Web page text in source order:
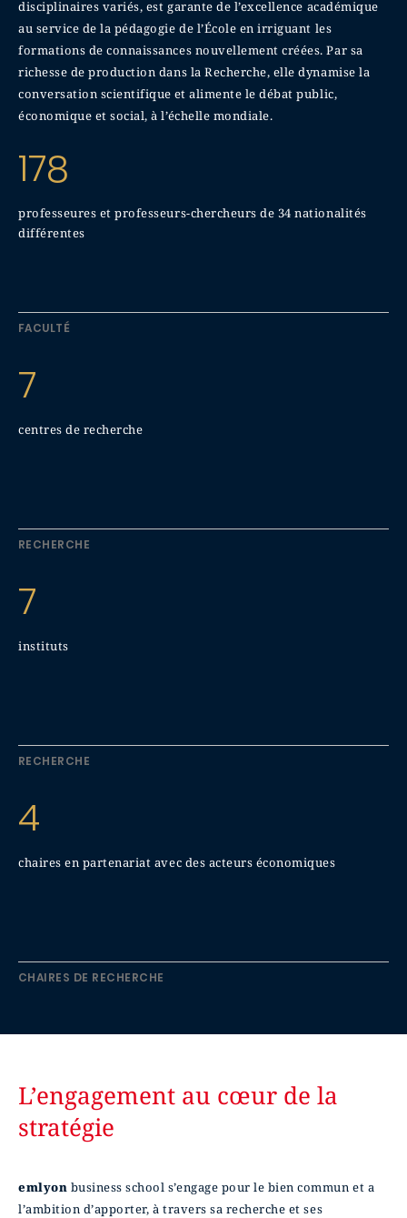
disciplinaires variés, est garante de l’excellence académique
au service de la pédagogie de l’École en irriguant les
formations de connaissances nouvellement créées. Par sa
richesse de production dans la Recherche, elle dynamise la
conversation scientifique et alimente le débat public,
économique et social, à l’échelle mondiale.
178
professeures et professeurs-chercheurs de 34 nationalités
différentes
FACULTÉ
7
centres de recherche
RECHERCHE
7
instituts
RECHERCHE
4
chaires en partenariat avec des acteurs économiques
CHAIRES DE RECHERCHE
L’engagement au cœur de la
stratégie
emlyon business school s’engage pour le bien commun et a
l’ambition d’apporter, à travers sa recherche et ses